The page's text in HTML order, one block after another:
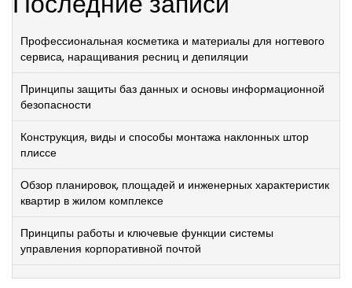
Профессиональная косметика и материалы для ногтевого
сервиса, наращивания ресниц и депиляции
Принципы защиты баз данных и основы информационной
безопасности
Конструкция, виды и способы монтажа наклонных штор
плиссе
Обзор планировок, площадей и инженерных характеристик
квартир в жилом комплексе
Принципы работы и ключевые функции системы
управления корпоративной почтой